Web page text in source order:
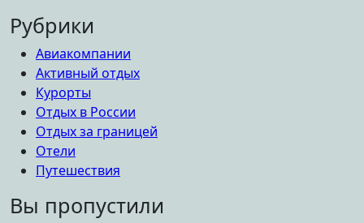
Рубрики
Авиакомпании
Активный отдых
Курорты
Отдых в России
Отдых за границей
Отели
Путешествия
Вы пропустили